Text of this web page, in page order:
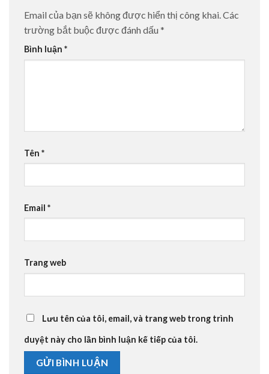
Email của bạn sẽ không được hiển thị công khai.Các
trường bắt buộc được đánh dấu *
Bình luận *
Tên *
Email *
Trang web
Lưu tên của tôi, email, và trang web trong trình
duyệt này cho lần bình luận kế tiếp của tôi.